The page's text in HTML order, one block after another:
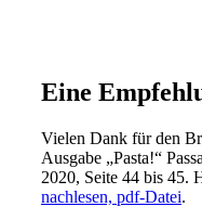
Eine
Vielen Dank für den
Ausgabe „Pasta!“
2020, Seite 44 bis 45.
nachlesen, pdf-Datei.